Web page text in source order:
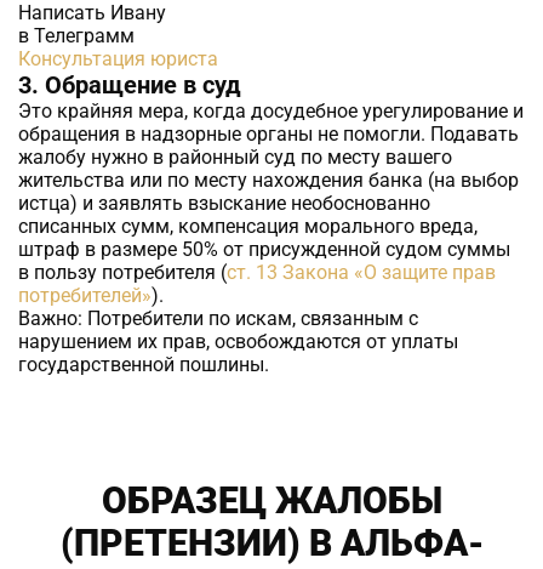
Написать Ивану
в Телеграмм
Консультация юриста
3. Обращение в суд
Это крайняя мера, когда досудебное урегулирование и
обращения в надзорные органы не помогли. Подавать
жалобу нужно в районный суд по месту вашего
жительства или по месту нахождения банка (на выбор
истца) и заявлять взыскание необоснованно
списанных сумм, компенсация морального вреда,
штраф в размере 50% от присужденной судом суммы
в пользу потребителя (ст. 13 Закона «О защите прав
потребителей»).
Важно: Потребители по искам, связанным с
нарушением их прав, освобождаются от уплаты
государственной пошлины.
ОБРАЗЕЦ ЖАЛОБЫ
(ПРЕТЕНЗИИ) В АЛЬФА-